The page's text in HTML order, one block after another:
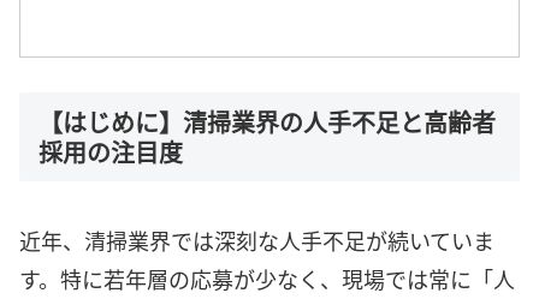
【はじめに】清掃業界の人手不足と高齢者
採用の注目度
近年、清掃業界では深刻な人手不足が続いていま
す。特に若年層の応募が少なく、現場では常に「人